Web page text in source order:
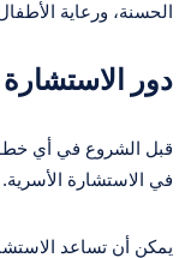
الحسنة، ورعاية
دور
قبل الشروع في أي
في الاستشارة الأسرية.
يمكن أن تساعد